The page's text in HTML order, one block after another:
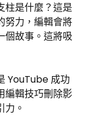
柱是什麼？這是
努力，編輯會將
個故事。這將吸
YouTube 成功
編輯技巧刪除影
力。